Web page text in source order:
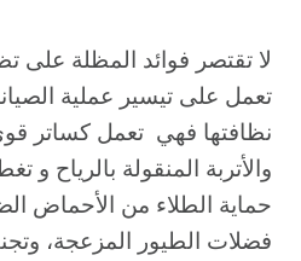
لا تقتصر فوائد المظلة على
تعمل على تيسير عملية
نظافتها فهي تعمل كساتر
والأتربة المنقولة بالرياح
حماية الطلاء من الأحماض
فضلات الطيور المزعجة،